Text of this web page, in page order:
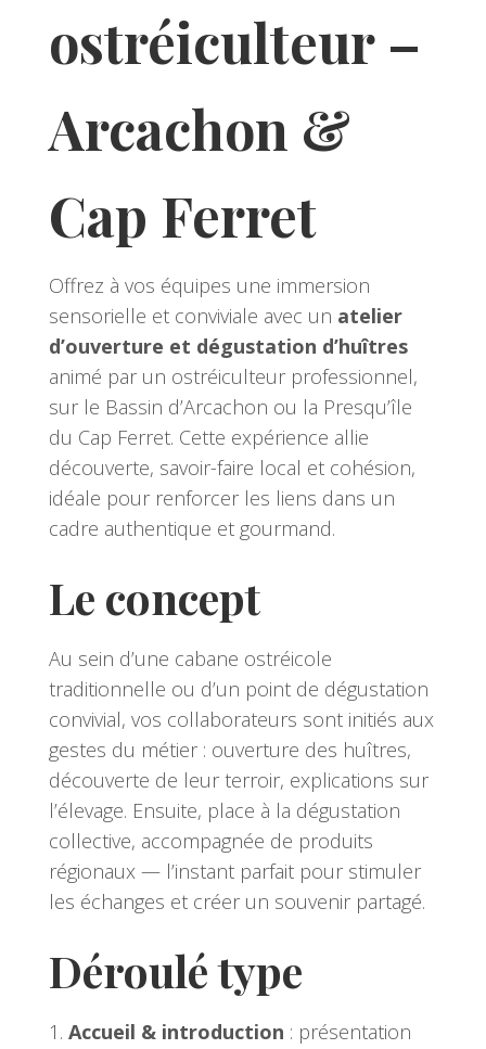
ostréiculteur –
Arcachon &
Cap Ferret
Offrez à vos équipes une immersion
sensorielle et conviviale avec un atelier
d’ouverture et dégustation d’huîtres
animé par un ostréiculteur professionnel,
sur le Bassin d’Arcachon ou la Presqu’île
du Cap Ferret. Cette expérience allie
découverte, savoir-faire local et cohésion,
idéale pour renforcer les liens dans un
cadre authentique et gourmand.
Le concept
Au sein d’une cabane ostréicole
traditionnelle ou d’un point de dégustation
convivial, vos collaborateurs sont initiés aux
gestes du métier : ouverture des huîtres,
découverte de leur terroir, explications sur
l’élevage. Ensuite, place à la dégustation
collective, accompagnée de produits
régionaux — l’instant parfait pour stimuler
les échanges et créer un souvenir partagé.
Déroulé type
Accueil & introduction : présentation